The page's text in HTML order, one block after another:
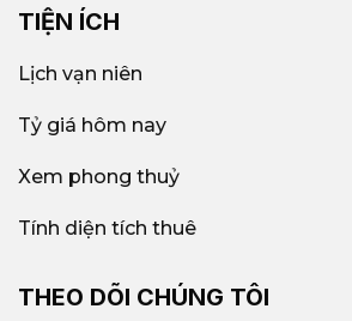
TIỆN ÍCH
Lịch vạn niên
Tỷ giá hôm nay
Xem phong thuỷ
Tính diện tích thuê
THEO DÕI CHÚNG TÔI